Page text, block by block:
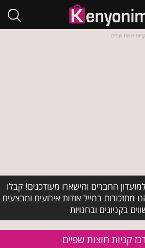
חוצות שפיים
החברים והישארו מעודכנים! קבלו
מתזכורות במייל אודות אירועים ומבצעים
בקניונים ובחנויות
קניות חוצות שפיים